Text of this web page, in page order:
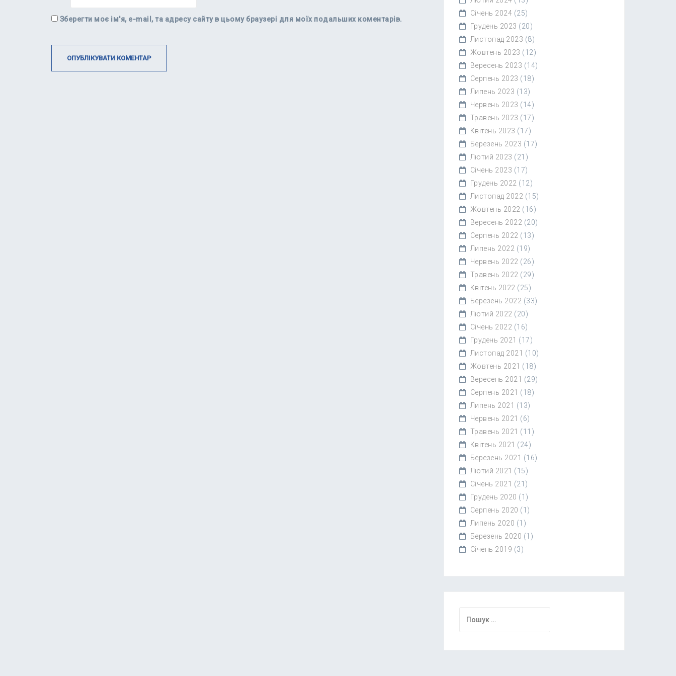
Зберегти моє ім'я, e-mail, та адресу сайту в цьому браузері для моїх подальших коментарів.
Січень 2024 (25)
Грудень 2023 (20)
Листопад 2023 (8)
Жовтень 2023 (12)
Вересень 2023 (14)
Серпень 2023 (18)
Липень 2023 (13)
Червень 2023 (14)
Травень 2023 (17)
Квітень 2023 (17)
Березень 2023 (17)
Лютий 2023 (21)
Січень 2023 (17)
Грудень 2022 (12)
Листопад 2022 (15)
Жовтень 2022 (16)
Вересень 2022 (20)
Серпень 2022 (13)
Липень 2022 (19)
Червень 2022 (26)
Травень 2022 (29)
Квітень 2022 (25)
Березень 2022 (33)
Лютий 2022 (20)
Січень 2022 (16)
Грудень 2021 (17)
Листопад 2021 (10)
Жовтень 2021 (18)
Вересень 2021 (29)
Серпень 2021 (18)
Липень 2021 (13)
Червень 2021 (6)
Травень 2021 (11)
Квітень 2021 (24)
Березень 2021 (16)
Лютий 2021 (15)
Січень 2021 (21)
Грудень 2020 (1)
Серпень 2020 (1)
Липень 2020 (1)
Березень 2020 (1)
Січень 2019 (3)